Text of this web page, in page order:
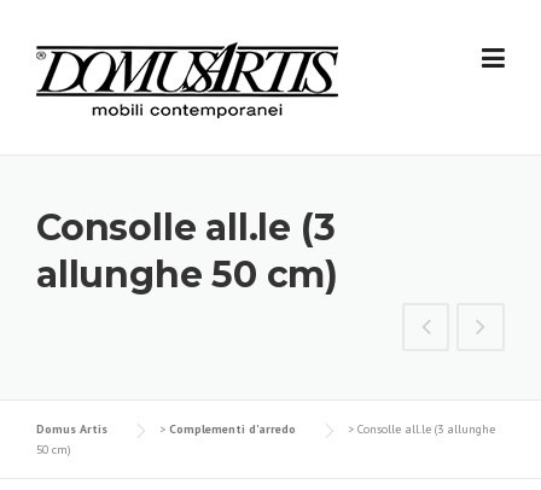
content
Consolle all.le (3
allunghe 50 cm)
Domus Artis > Complementi d'arredo > Consolle all.le (3 allunghe
50 cm)